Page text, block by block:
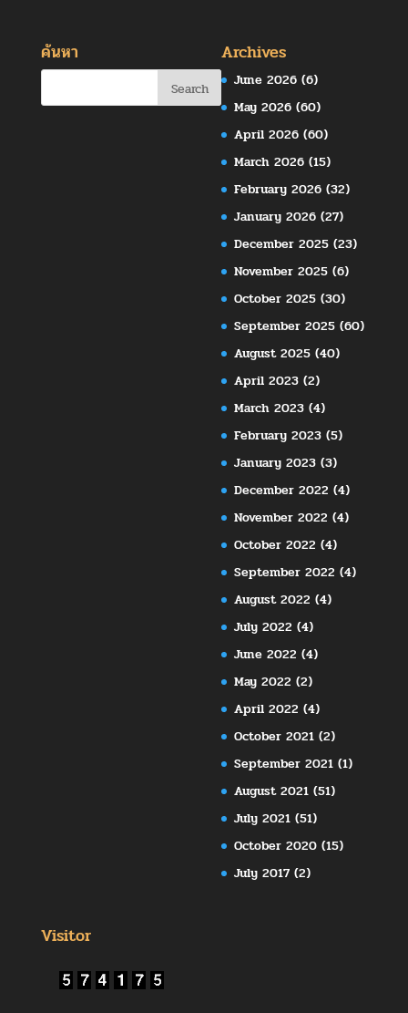
ค้นหา Archives
June 2026 (6)
May 2026 (60)
April 2026 (60)
March 2026 (15)
February 2026 (32)
January 2026 (27)
December 2025 (23)
November 2025 (6)
October 2025 (30)
September 2025 (60)
August 2025 (40)
April 2023 (2)
March 2023 (4)
February 2023 (5)
January 2023 (3)
December 2022 (4)
November 2022 (4)
October 2022 (4)
September 2022 (4)
August 2022 (4)
July 2022 (4)
June 2022 (4)
May 2022 (2)
April 2022 (4)
October 2021 (2)
September 2021 (1)
August 2021 (51)
July 2021 (51)
October 2020 (15)
July 2017 (2)
Visitor